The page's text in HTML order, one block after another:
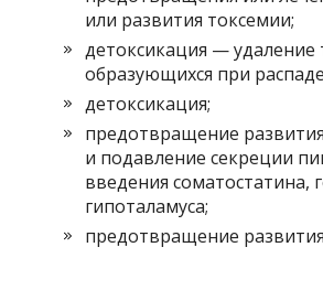
или развития токсемии;
детоксикация — удаление
образующихся при
детоксикация;
предотвращение
и подавление секреции
введения соматостатина,
гипоталамуса;
предотвращение